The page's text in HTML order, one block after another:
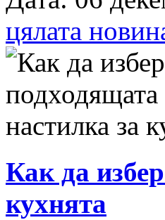
цялата
Как да
кухнята